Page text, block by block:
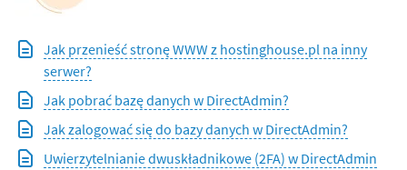
Jak przenieść stronę WWW z hostinghouse.pl na inny
serwer?
Jak pobrać bazę danych w DirectAdmin?
Jak zalogować się do bazy danych w DirectAdmin?
Uwierzytelnianie dwuskładnikowe (2FA) w DirectAdmin